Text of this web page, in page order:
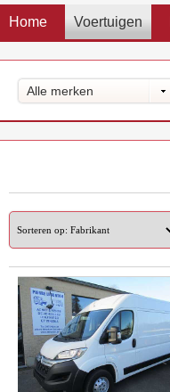
Home Voertuigen
Alle merken